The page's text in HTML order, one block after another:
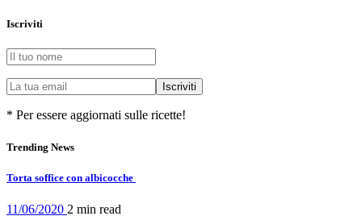
Iscriviti
* Per essere aggiornati sulle ricette!
Trending News
Torta soffice con albicocche
11/06/2020 2 min read